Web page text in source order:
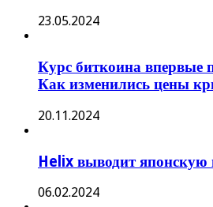
23.05.2024
Курс биткоина впервые
Как изменились цены
20.11.2024
Helix выводит
06.02.2024